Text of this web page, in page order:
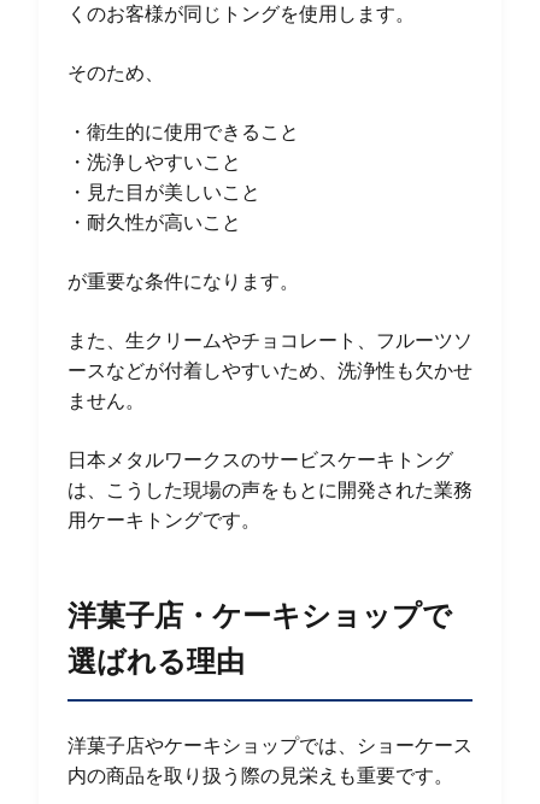
くのお客様が同じトングを使用します。
そのため、
・衛生的に使用できること
・洗浄しやすいこと
・見た目が美しいこと
・耐久性が高いこと
が重要な条件になります。
また、生クリームやチョコレート、フルーツソ
ースなどが付着しやすいため、洗浄性も欠かせ
ません。
日本メタルワークスのサービスケーキトング
は、こうした現場の声をもとに開発された業務
用ケーキトングです。
洋菓子店・ケーキショップで
選ばれる理由
洋菓子店やケーキショップでは、ショーケース
内の商品を取り扱う際の見栄えも重要です。